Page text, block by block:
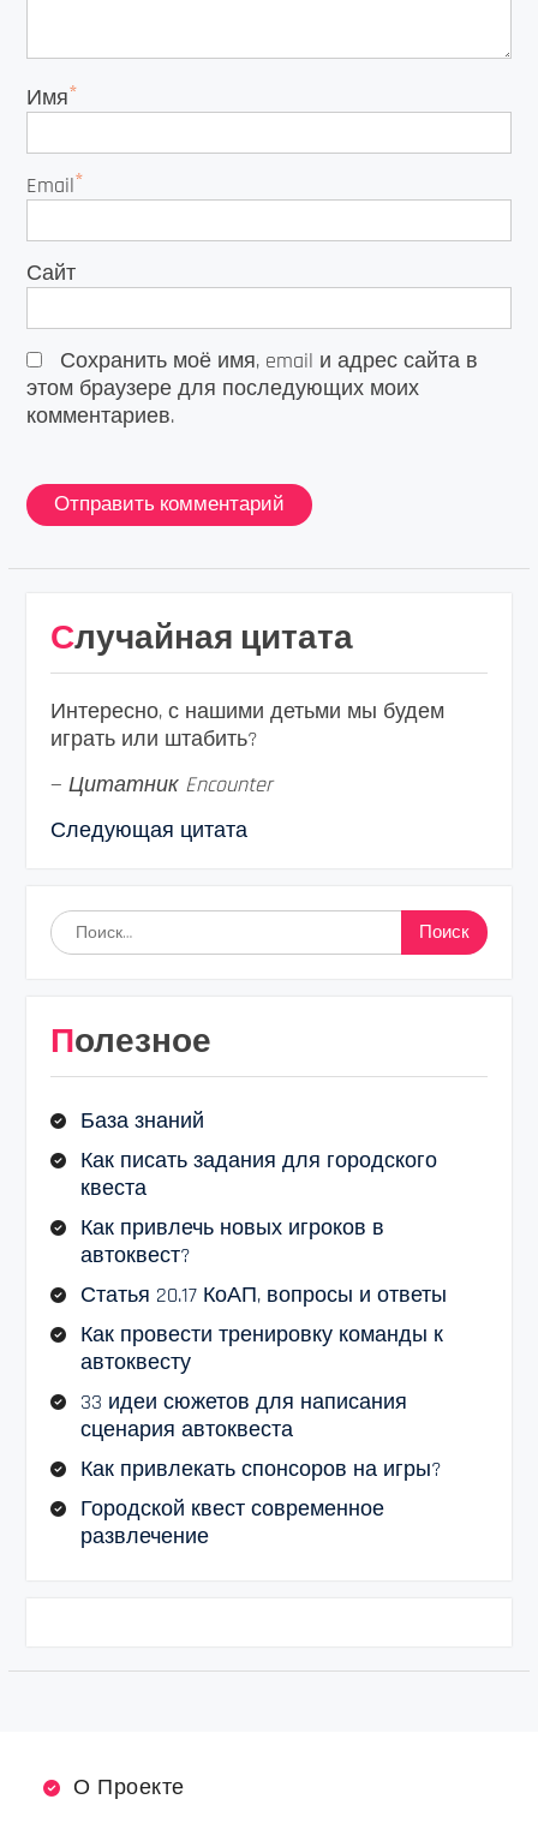
Имя*
Email*
Сайт
Сохранить моё имя, email и адрес сайта в
этом браузере для последующих моих
комментариев.
Случайная цитата
Интересно, с нашими детьми мы будем
играть или штабить?
— Цитатник Encounter
Следующая цитата
Найти:
Полезное
База знаний
Как писать задания для городского
квеста
Как привлечь новых игроков в
автоквест?
Статья 20.17 КоАП, вопросы и ответы
Как провести тренировку команды к
автоквесту
33 идеи сюжетов для написания
сценария автоквеста
Как привлекать спонсоров на игры?
Городской квест современное
развлечение
О Проекте